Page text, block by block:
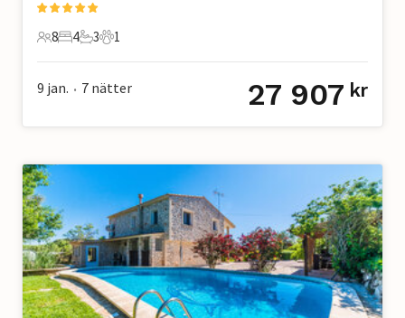
8 Gäster
8
4 Sovrum
4
3 Badrum
3
1 Husdjur
1
9 jan. • 7 nätter 27 907 kr